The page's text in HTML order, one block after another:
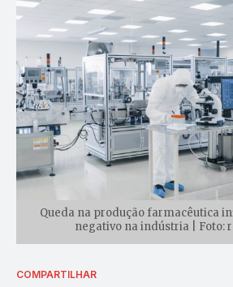
Queda na produção farmacêutica
negativo na indústria | Foto:
COMPARTILHAR